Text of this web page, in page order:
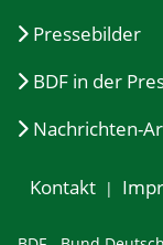
Pressebilder
BDF in der
Nachrichten-
Kontakt